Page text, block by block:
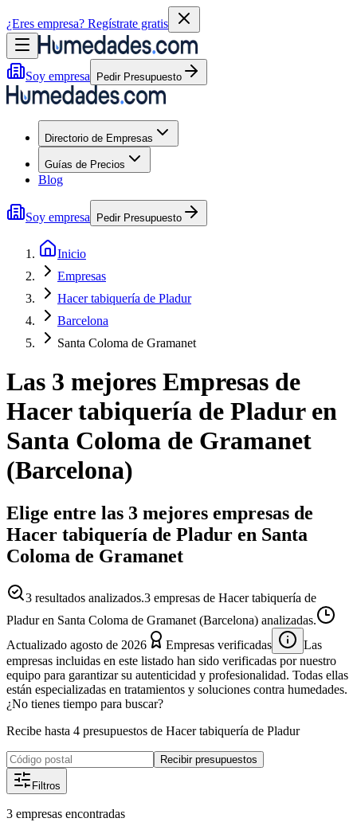
¿Eres empresa? Regístrate gratis
Soy empresa Pedir Presupuesto
Directorio de Empresas
Guías de Precios
Blog
Soy empresa Pedir Presupuesto
Inicio
Empresas
Hacer tabiquería de Pladur
Barcelona
Santa Coloma de Gramanet
Las 3 mejores Empresas de
Hacer tabiquería de Pladuren
Santa Coloma de Gramanet
(Barcelona)
Elige entre las 3 mejores empresas de
Hacer tabiquería de Pladur en Santa
Coloma de Gramanet
3 resultados analizados.3 empresas de Hacer tabiquería de
Pladur en Santa Coloma de Gramanet (Barcelona) analizadas.
Actualizado agosto de 2026 Empresas verificadas
Las
empresas incluidas en este listado han sido verificadas por nuestro
equipo para garantizar su autenticidad y profesionalidad. Todas ellas
están especializadas en tratamientos y soluciones contra humedades.
¿No tienes tiempo para buscar?
Recibe hasta 4 presupuestos de Hacer tabiquería de Pladur
Recibir presupuestos
Filtros
3 empresas encontradas